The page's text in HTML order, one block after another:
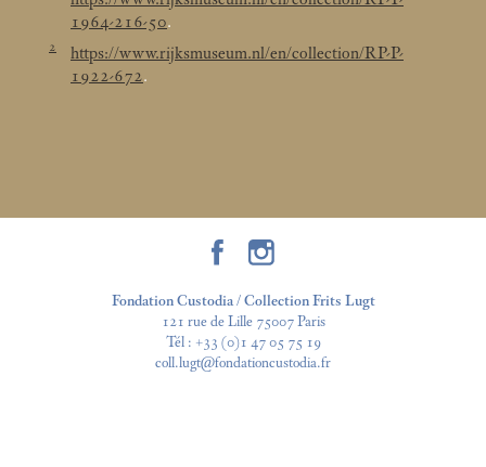
1964-216-50.
2
https://www.rijksmuseum.nl/en/collection/RP-P-
1922-672.
Fondation Custodia / Collection Frits Lugt
121 rue de Lille 75007 Paris
Tél : +33 (0)1 47 05 75 19
coll.lugt@fondationcustodia.fr